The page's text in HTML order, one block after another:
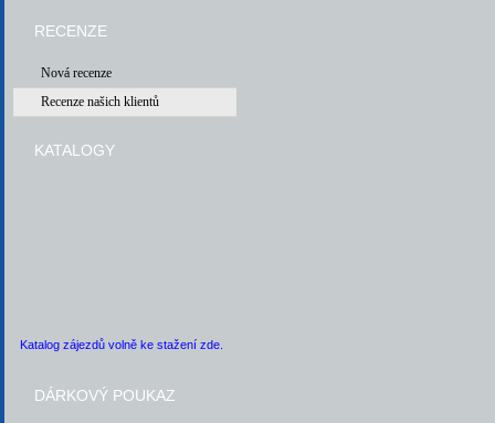
RECENZE
Nová recenze
Recenze našich klientů
KATALOGY
Katalog zájezdů volně ke stažení zde.
DÁRKOVÝ POUKAZ